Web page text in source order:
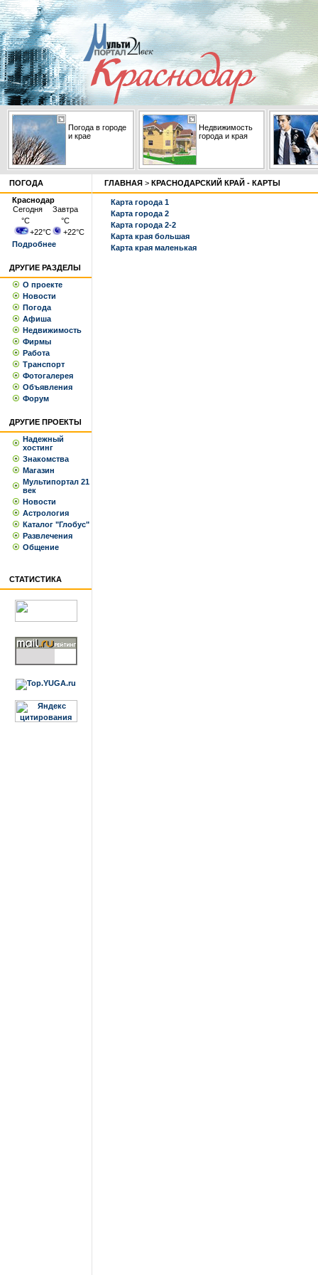
Погода в городе
и крае
Недвижимость
города и края
ПОГОДА
Краснодар
Сегодня
Завтра
°С
°С
+22°С +22°С
Подробнее
ДРУГИЕ РАЗДЕЛЫ
О проекте
Новости
Погода
Афиша
Недвижимость
Фирмы
Работа
Транспорт
Фотогалерея
Объявления
Форум
ДРУГИЕ ПРОЕКТЫ
Надежный
хостинг
Знакомства
Магазин
Мультипортал 21
век
Новости
Астрология
Каталог "Глобус"
Развлечения
Общение
СТАТИСТИКА
ГЛАВНАЯ > КРАСНОДАРСКИЙ КРАЙ - КАРТЫ
Карта города 1
Карта города 2
Карта города 2-2
Карта края большая
Карта края маленькая